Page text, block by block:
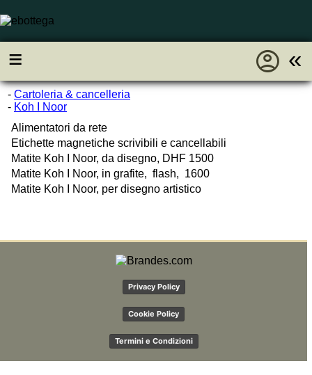
≡ «
account_circle
- Cartoleria & cancelleria
- Koh I Noor
Alimentatori da rete
Etichette magnetiche scrivibili e cancellabili
Matite Koh I Noor, da disegno, DHF 1500
Matite Koh I Noor, in grafite, flash, 1600
Matite Koh I Noor, per disegno artistico
Privacy Policy
Cookie Policy
Termini e Condizioni